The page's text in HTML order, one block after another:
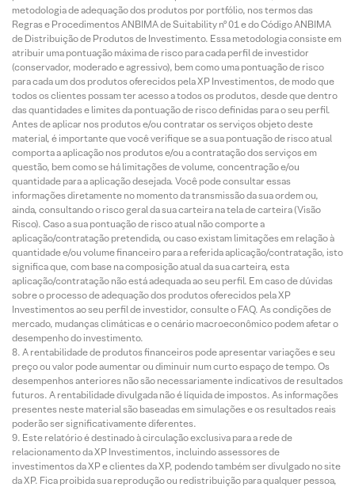
metodologia de adequação dos produtos por portfólio, nos termos das
Regras e Procedimentos ANBIMA de Suitability nº 01 e do Código ANBIMA
de Distribuição de Produtos de Investimento. Essa metodologia consiste em
atribuir uma pontuação máxima de risco para cada perfil de investidor
(conservador, moderado e agressivo), bem como uma pontuação de risco
para cada um dos produtos oferecidos pela XP Investimentos, de modo que
todos os clientes possam ter acesso a todos os produtos, desde que dentro
das quantidades e limites da pontuação de risco definidas para o seu perfil.
Antes de aplicar nos produtos e/ou contratar os serviços objeto deste
material, é importante que você verifique se a sua pontuação de risco atual
comporta a aplicação nos produtos e/ou a contratação dos serviços em
questão, bem como se há limitações de volume, concentração e/ou
quantidade para a aplicação desejada. Você pode consultar essas
informações diretamente no momento da transmissão da sua ordem ou,
ainda, consultando o risco geral da sua carteira na tela de carteira (Visão
Risco). Caso a sua pontuação de risco atual não comporte a
aplicação/contratação pretendida, ou caso existam limitações em relação à
quantidade e/ou volume financeiro para a referida aplicação/contratação, isto
significa que, com base na composição atual da sua carteira, esta
aplicação/contratação não está adequada ao seu perfil. Em caso de dúvidas
sobre o processo de adequação dos produtos oferecidos pela XP
Investimentos ao seu perfil de investidor, consulte o FAQ. As condições de
mercado, mudanças climáticas e o cenário macroeconômico podem afetar o
desempenho do investimento.
A rentabilidade de produtos financeiros pode apresentar variações e seu
preço ou valor pode aumentar ou diminuir num curto espaço de tempo. Os
desempenhos anteriores não são necessariamente indicativos de resultados
futuros. A rentabilidade divulgada não é líquida de impostos. As informações
presentes neste material são baseadas em simulações e os resultados reais
poderão ser significativamente diferentes.
Este relatório é destinado à circulação exclusiva para a rede de
relacionamento da XP Investimentos, incluindo assessores de
investimentos da XP e clientes da XP, podendo também ser divulgado no site
da XP. Fica proibida sua reprodução ou redistribuição para qualquer pessoa,